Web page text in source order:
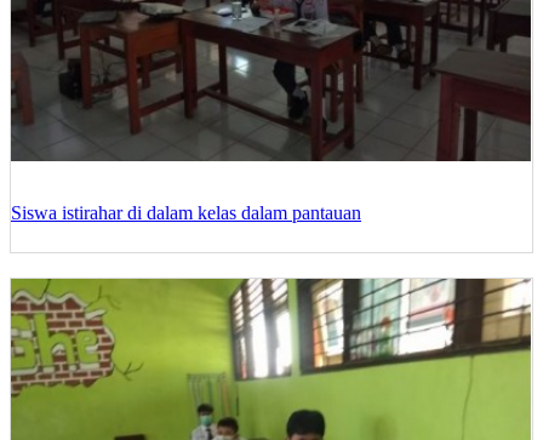
Siswa istirahar di dalam kelas dalam pantauan